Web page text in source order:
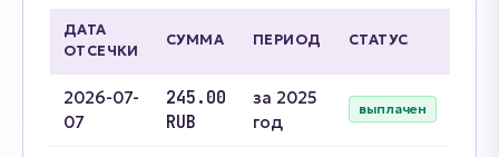
ДАТА
ОТСЕЧКИ
СУММА ПЕРИОД СТАТУС
2026-07-
07
245.00
RUB
за 2025
год
выплачен